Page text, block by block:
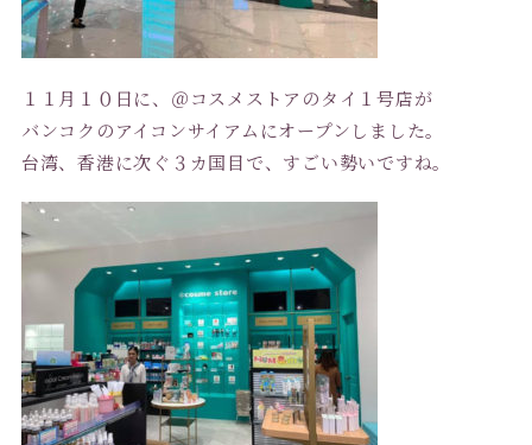
１１月１０日に、＠コスメストアのタイ１号店が
バンコクのアイコンサイアムにオープンしました。
台湾、香港に次ぐ３カ国目で、すごい勢いですね。